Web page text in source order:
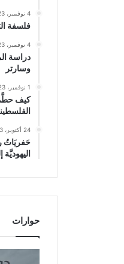
4 نوفمبر، 2023
فلسفة
4 نوفمبر، 2023
دراسة
وسارتر
1 نوفمبر، 2023
كيف حطَّم
24 أكتوبر، 2023
حَفريَاتُ
اليهوديَّة
حوارات